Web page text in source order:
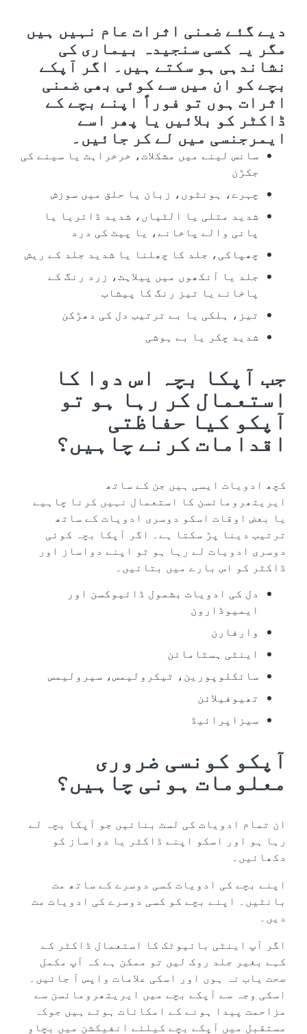
دیے گئے ضمنی اثرات عام نہیں ہیں
مگر یہ کسی سنجیدہ بیماری کی
نشاندہی ہو سکتے ہیں۔ اگر آپکے
بچے کو ان میں سے کوئی بھی ضمنی
اثرات ہوں تو فوراً اپنے بچے کے
ڈاکٹر کو بلائیں یا پھر اسے
ایمرجنسی میں لے کر جائیں۔
سانس لینے میں مشکلات، خرخراہٹ یا سینے کی
جکڑن
چہرے، ہونٹوں، زبان یا حلق میں سوزش
شدید متلی یا الٹیاں، شدید ڈائریا یا
پانی والے پاخانے، یا پیٹ کی درد
چھپاکی، جلد کا چھلنا یا شدید جلد کے ریش
جلد یا آنکھوں میں پیلاہٹ، زرد رنگ کے
پاخانے یا تیز رنگ کا پیشاب
تیز، ہلکی یا بے ترتیب دل کی دھڑکن
شدید چکر یا بے ہوشی
جب آپکا بچہ اس دوا کا
استعمال کر رہا ہو تو
آپکو کیا حفاظتی
اقدامات کرنے چاہیں؟
کچھ ادویات ایسی ہیں جن کے ساتھ
ایریتھرومائسن کا استعمال نہیں کرنا چاہیے
یا بعض اوقات اسکو دوسری ادویات کے ساتھ
ترتیب دینا پڑ سکتا ہے۔ اگر آپکا بچہ کوئی
دوسری ادویات لے رہا ہو تو اپنے دواساز اور
ڈاکٹر کو اس بارے میں بتائیں۔
دل کی ادویات بشمول ڈائیوکسن اور
ایمیوڈارون
وارفارن
اینٹی ہسٹامائن
سائکلوپورین، ٹیکرولیمس، سیرولیمس
تھیوفیلائن
سیزاپرائیڈ
آپکو کونسی ضروری
معلومات ہونی چاہیں؟
ان تمام ادویات کی لسٹ بنائیں جو آپکا بچہ لے
رہا ہو اور اسکو اپنے ڈاکٹر یا دواساز کو
دکھائیں۔
اپنے بچے کی ادویات کسی دوسرے کے ساتھ مت
بانٹیں۔ اپنے بچے کو کسی دوسرے کی ادویات مت
دیں۔
اگر آپ اینٹی بائیوٹک کا استعمال ڈاکٹر کے
کہے بغیر جلد روک لیں تو ممکن ہے کہ آپ مکمل
صحت یاب نہ ہوں اور اسکی علامات واپس آ جائیں۔
اسکی وجہ سے آپکے بچے میں ایریتھرومائسن سے
مزاحمت پیدا ہونے کے امکانات ہوتے ہیں جوکہ
مستقبل میں آپکے بچے کیلئے انفیکشن میں بچاو